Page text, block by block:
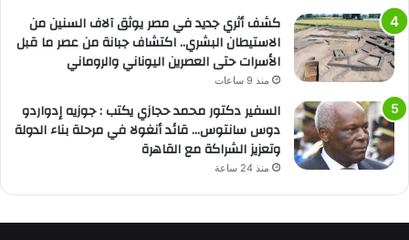
كشف أثري جديد في مصر يوثق آلاف السنين من
الاستيطان البشري.. اكتشاف جبانة من عصر ما قبل
الأسرات حتى العصرين اليوناني والروماني
منذ 9 ساعات
السفير دكتور محمد حجازي يكتب : جوزيه إدواردو
دوس سانتوس… قائد أنغولا في مرحلة بناء الدولة
وتعزيز الشراكة مع القاهرة
منذ 24 ساعة